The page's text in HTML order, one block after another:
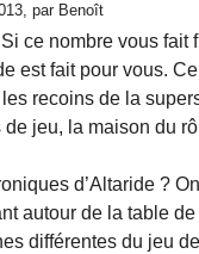
par Benoît
ce nombre vous fait
est fait pour vous.
recoins de la
de jeu, la maison du
d’Altaride ?
autour de la table
différentes du jeu